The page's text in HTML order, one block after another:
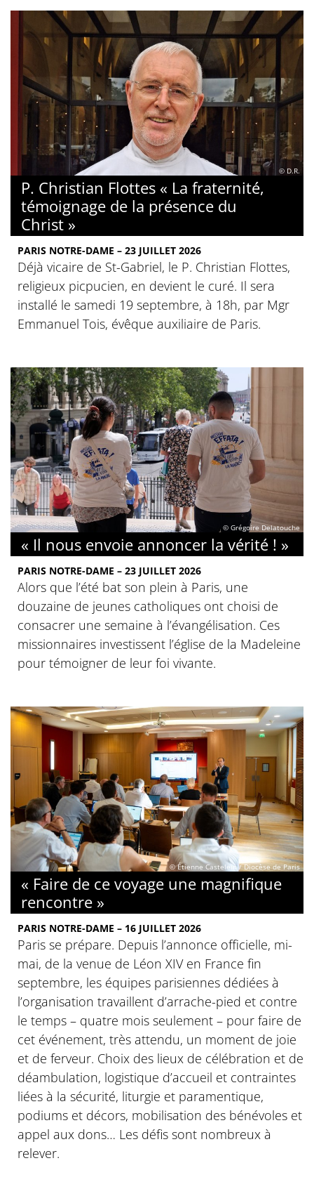
© D.R.
P. Christian Flottes « La fraternité,
témoignage de la présence du
Christ »
PARIS NOTRE-DAME – 23 JUILLET 2026
Déjà vicaire de St-Gabriel, le P. Christian Flottes,
religieux picpucien, en devient le curé. Il sera
installé le samedi 19 septembre, à 18h, par Mgr
Emmanuel Tois, évêque auxiliaire de Paris.
© Grégoire Delatouche
« Il nous envoie annoncer la vérité ! »
PARIS NOTRE-DAME – 23 JUILLET 2026
Alors que l’été bat son plein à Paris, une
douzaine de jeunes catholiques ont choisi de
consacrer une semaine à l’évangélisation. Ces
missionnaires investissent l’église de la Madeleine
pour témoigner de leur foi vivante.
© Étienne Castelein / Diocèse de Paris
« Faire de ce voyage une magnifique
rencontre »
PARIS NOTRE-DAME – 16 JUILLET 2026
Paris se prépare. Depuis l’annonce officielle, mi-
mai, de la venue de Léon XIV en France fin
septembre, les équipes parisiennes dédiées à
l’organisation travaillent d’arrache-pied et contre
le temps – quatre mois seulement – pour faire de
cet événement, très attendu, un moment de joie
et de ferveur. Choix des lieux de célébration et de
déambulation, logistique d’accueil et contraintes
liées à la sécurité, liturgie et paramentique,
podiums et décors, mobilisation des bénévoles et
appel aux dons… Les défis sont nombreux à
relever.